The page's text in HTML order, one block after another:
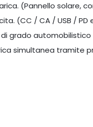
(Pannello solare,
(CC / CA / USB /
di grado
simultanea tramite